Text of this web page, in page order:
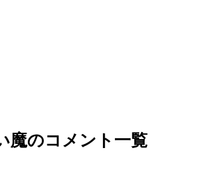
魔のコメント一覧